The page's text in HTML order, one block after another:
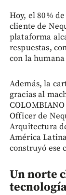
Hoy, el 80%
cliente de
plataforma
respuestas,
con la
Además, la
gracias al
Officer de
Arquitectura
América
construyó ese
Un norte